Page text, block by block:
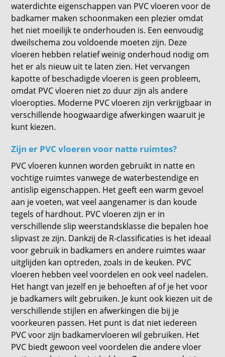
waterdichte eigenschappen van PVC vloeren voor de
badkamer maken schoonmaken een plezier omdat
het niet moeilijk te onderhouden is. Een eenvoudig
dweilschema zou voldoende moeten zijn. Deze
vloeren hebben relatief weinig onderhoud nodig om
het er als nieuw uit te laten zien. Het vervangen
kapotte of beschadigde vloeren is geen probleem,
omdat PVC vloeren niet zo duur zijn als andere
vloeropties. Moderne PVC vloeren zijn verkrijgbaar in
verschillende hoogwaardige afwerkingen waaruit je
kunt kiezen.
Zijn er PVC vloeren voor natte ruimtes?
PVC vloeren kunnen worden gebruikt in natte en
vochtige ruimtes vanwege de waterbestendige en
antislip eigenschappen. Het geeft een warm gevoel
aan je voeten, wat veel aangenamer is dan koude
tegels of hardhout. PVC vloeren zijn er in
verschillende slip weerstandsklasse die bepalen hoe
slipvast ze zijn. Dankzij de R-classificaties is het ideaal
voor gebruik in badkamers en andere ruimtes waar
uitglijden kan optreden, zoals in de keuken. PVC
vloeren hebben veel voordelen en ook veel nadelen.
Het hangt van jezelf en je behoeften af ​​of je het voor
je badkamers wilt gebruiken. Je kunt ook kiezen uit de
verschillende stijlen en afwerkingen die bij je
voorkeuren passen. Het punt is dat niet iedereen
PVC voor zijn badkamervloeren wil gebruiken. Het
PVC biedt gewoon veel voordelen die andere vloer